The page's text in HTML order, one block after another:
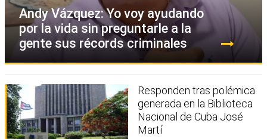
Andy Vázquez: Yo voy ayudando
por la vida sin preguntarle a la
gente sus récords criminales
Responden tras polémica
generada en la Biblioteca
Nacional de Cuba José
Martí